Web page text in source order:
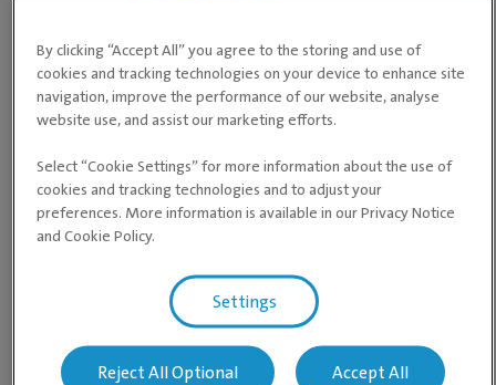
Gode råd om kjæledyr
Slik unngår du forgiftninger hos hund og katt
Skånekost til hund
Kattunge
By clicking “Accept All” you agree to the storing and use of
cookies and tracking technologies on your device to enhance site
navigation, improve the performance of our website, analyse
website use, and assist our marketing efforts.
Select “Cookie Settings” for more information about the use of
cookies and tracking technologies and to adjust your
preferences. More information is available in our Privacy Notice
and Cookie Policy.
Settings
Reject All Optional Accept All